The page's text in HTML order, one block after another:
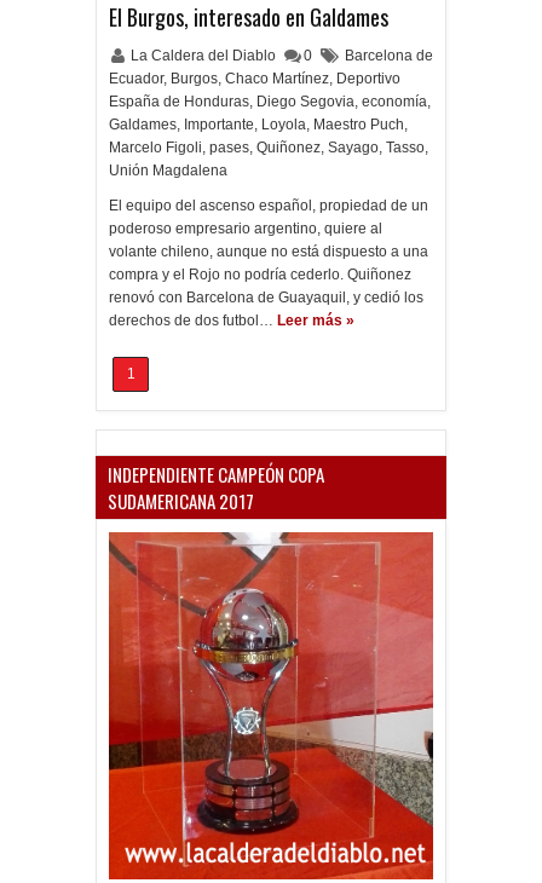
El Burgos, interesado en Galdames
La Caldera del Diablo 0
Barcelona de
Ecuador, Burgos, Chaco Martínez, Deportivo
España de Honduras, Diego Segovia, economía,
Galdames, Importante, Loyola, Maestro Puch,
Marcelo Figoli, pases, Quiñonez, Sayago, Tasso,
Unión Magdalena
El equipo del ascenso español, propiedad de un
poderoso empresario argentino, quiere al
volante chileno, aunque no está dispuesto a una
compra y el Rojo no podría cederlo. Quiñonez
renovó con Barcelona de Guayaquil, y cedió los
derechos de dos futbol… Leer más »
1
INDEPENDIENTE CAMPEÓN COPA
SUDAMERICANA 2017